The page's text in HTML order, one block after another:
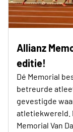
Allianz
editie!
Dé Memorial
betreurde
gevestigde
atletiekwereld.
Memorial Van